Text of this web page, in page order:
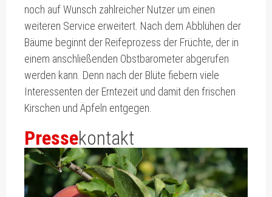
noch auf Wunsch zahlreicher Nutzer um einen
weiteren Service erweitert. Nach dem Abblühen der
Bäume beginnt der Reifeprozess der Früchte, der in
einem anschließenden Obstbarometer abgerufen
werden kann. Denn nach der Blüte fiebern viele
Interessenten der Erntezeit und damit den frischen
Kirschen und Äpfeln entgegen.
Pressekontakt